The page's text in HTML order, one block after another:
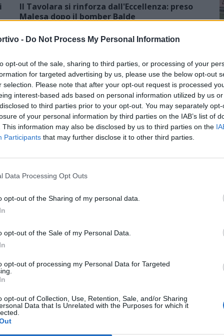
- Do Not Process My Personal Information
opt-out of the sale, sharing to third parties, or processing of your
for targeted advertising by us, please use the below opt-out
selection. Please note that after your opt-out request is processed
interest-based ads based on personal information utilized by us
to third parties prior to your opt-out. You may separately
of your personal information by third parties on the IAB’s list of
This information may also be disclosed by us to third parties on the
Participants that may further disclose it to other third parties.
Data Processing Opt Outs
opt-out of the Sharing of my personal data.
opt-out of the Sale of my Personal Data.
opt-out of processing my Personal Data for Targeted
opt-out of Collection, Use, Retention, Sale, and/or Sharing
Data that Is Unrelated with the Purposes for which it
Il Tavolara si rinforza dall'Eccellenza: preso
Malesa dopo il bomber Balde
un'altra categoria per tornare ad essere una protagonista
del calcio sardo. Il Tavolara ha vinto il campionato di
Seconda battendo sul filo di…
Il Ghilarza a caccia del riscatto: «La
Prima? Faremo un campionato
all’altezza della storia del nostro
club»
22 Giu 2026
Finale playoff: l'Antiochense regola il
«Contro l'Antiochense senza
26 Mag 2026
Playout: Sestu, Santa Giusta, Silanus
e Malaspina salve, Bariese, Barumini,